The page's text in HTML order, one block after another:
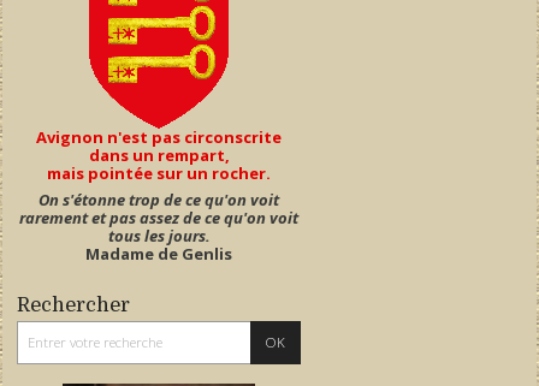
Avignon n'est pas circonscrite
dans un rempart,
mais pointée sur un rocher.
On s'étonne trop de ce qu'on voit
rarement et pas assez de ce qu'on voit
tous les jours.
Madame de Genlis
Rechercher